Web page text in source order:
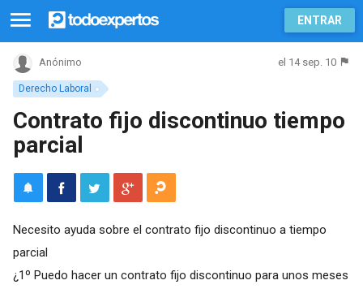
ENTRAR
Derecho Laboral
Anónimo el 14 sep. 10
Contrato fijo discontinuo tiempo
parcial
Necesito ayuda sobre el contrato fijo discontinuo a tiempo
parcial
¿1º Puedo hacer un contrato fijo discontinuo para unos meses